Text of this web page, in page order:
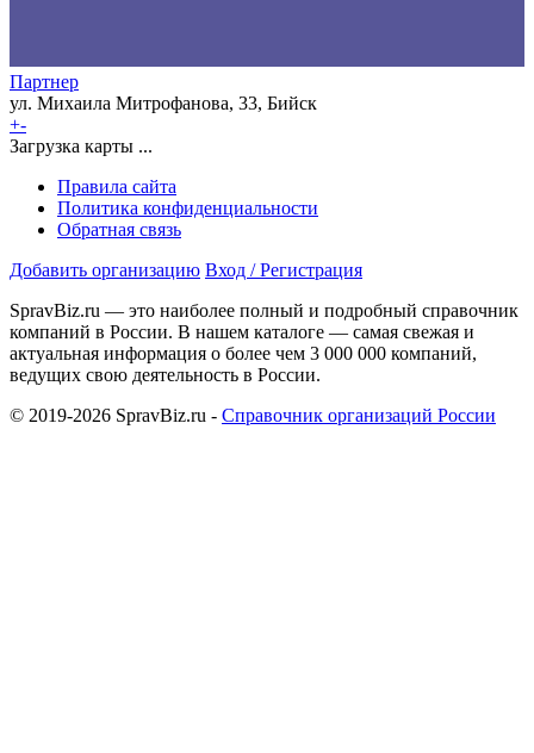
Партнер
ул. Михаила Митрофанова, 33, Бийск
+-
Загрузка карты ...
Правила сайта
Политика конфиденциальности
Обратная связь
Добавить организацию Вход / Регистрация
SpravBiz.ru — это наиболее полный и подробный справочник
компаний в России. В нашем каталоге — самая свежая и
актуальная информация о более чем 3 000 000 компаний,
ведущих свою деятельность в России.
© 2019-2026 SpravBiz.ru - Справочник организаций России